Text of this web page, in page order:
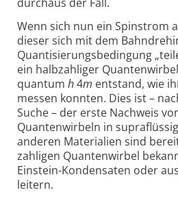
Wenn sich nun ein Spin­strom
dieser sich mit dem
Quantisierungs­bedingung
ein halb­zahliger
quantum h4m entstand, wie
messen konnten. Dies ist –
Suche – der erste Nachweis
Quanten­wirbeln in
anderen Materia­lien sind
zahligen Quanten­wirbel
Einstein-Konden­saten oder
leitern.